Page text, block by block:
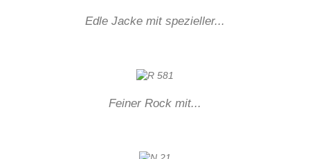
Edle Jacke mit spezieller...
Feiner Rock mit...